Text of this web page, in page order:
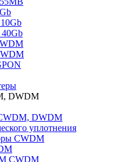
DWDM
DWDM
уплотнения
CWDM
CWDM